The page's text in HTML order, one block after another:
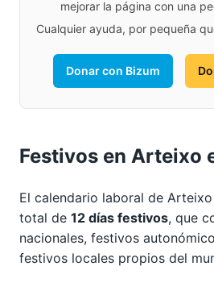
mejorar la página con una
Cualquier ayuda, por pequeña
Donar con Bizum
Festivos en Arteixo
El calendario laboral de
total de 12 días festivos, que
nacionales, festivos
festivos locales propios del